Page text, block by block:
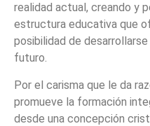
realidad actual, creando y
estructura educativa que
posibilidad de
futuro.
Por el carisma que le da
promueve la formación
desde una concepción